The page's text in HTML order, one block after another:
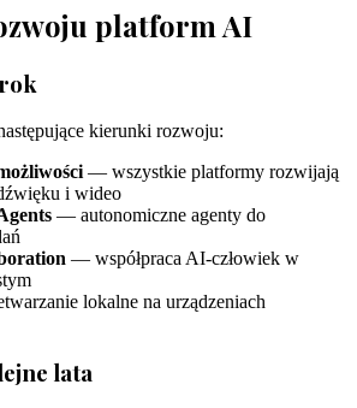
platform AI
kierunki rozwoju:
— wszystkie platformy rozwijają
i wideo
— autonomiczne agenty do
— współpraca AI-człowiek w
lokalne na urządzeniach
lata